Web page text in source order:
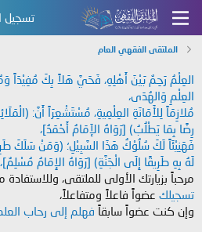
تسجيل
الملتقى الفقهي العام
العِلْمُ رَحِمٌ بَيْنَ أَهْلِهِ، فَحَيَّ هَلاً بِكَ مُفِيْدَاً
العِلْمِ وَالهُدَى،
مُلازِمَاً لِلأَمَانَةِ العِلْمِيةِ، مُسْتَشْعِرَاً أَنَّ:
رِضًا بِمَا يَطْلُبُ) [رَوَاهُ الإَمَامُ أَحْمَدُ]،
فَهَنِيْئَاً لَكَ سُلُوْكُ هَذَا السَّبِيْلِ؛ (وَمَنْ سَلَكَ
لَهُ بِهِ طَرِيقًا إِلَى الْجَنَّةِ) [رَوَاهُ الإِمَامُ مُسْلِمٌ]،
مرحباً بزيارتك الأولى للملتقى،
تسجيلك عضواً فاعلاً ومتفاعلاً،
وإن كنت عضواً سابقاً فهلم إلى رحاب